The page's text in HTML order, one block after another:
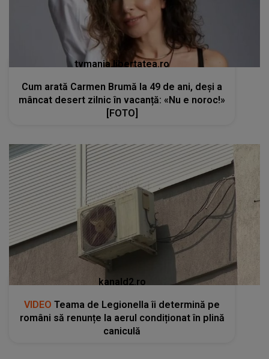
tvmania.libertatea.ro
Cum arată Carmen Brumă la 49 de ani, deși a
mâncat desert zilnic în vacanță: «Nu e noroc!»
[FOTO]
kanald2.ro
VIDEO Teama de Legionella îi determină pe
români să renunțe la aerul condiționat în plină
caniculă